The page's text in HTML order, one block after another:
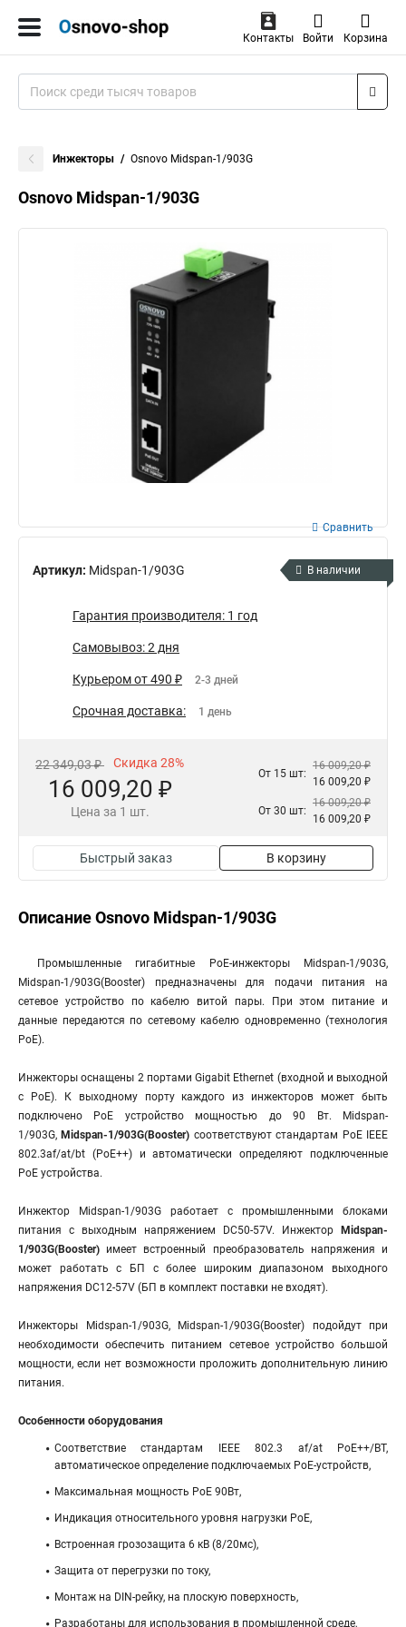
Контакты Войти Корзина
Инжекторы Osnovo Midspan-1/903G
Osnovo Midspan-1/903G
Артикул: Midspan-1/903G
Сравнить
В наличии
Гарантия производителя: 1 год
Самовывоз: 2 дня
Курьером от 490 ₽ 2-3 дней
Срочная доставка: 1 день
22 349,03 ₽ Скидка 28%
16 009,20 ₽
Цена за 1 шт.
От 15 шт:
16 009,20 ₽
16 009,20 ₽
От 30 шт:
16 009,20 ₽
16 009,20 ₽
Быстрый заказ В корзину
Описание Osnovo Midspan-1/903G
Промышленные гигабитные PoE-инжекторы Midspan-1/903G,
Midspan-1/903G(Booster) предназначены для подачи питания на
сетевое устройство по кабелю витой пары. При этом питание и
данные передаются по сетевому кабелю одновременно (технология
PoE).
Инжекторы оснащены 2 портами Gigabit Ethernet (входной и выходной
с РоЕ). К выходному порту каждого из инжекторов может быть
подключено РоЕ устройство мощностью до 90 Вт. Midspan-
1/903G, Midspan-1/903G(Booster) соответствуют стандартам PoE IEEE
802.3af/at/bt (PoE++) и автоматически определяют подключенные
РоЕ устройства.
Инжектор Midspan-1/903G работает с промышленными блоками
питания c выходным напряжением DC50-57V. Инжектор
Midspan-
1/903G(Booster) имеет встроенный преобразователь напряжения и
может работать с БП с более широким диапазоном выходного
напряжения DC12-57V (БП в комплект поставки не входят).
Инжекторы Midspan-1/903G, Midspan-1/903G(Booster) подойдут при
необходимости обеспечить питанием сетевое устройство большой
мощности, если нет возможности проложить дополнительную линию
питания.
Особенности оборудования
Соответствие стандартам IEEE 802.3 af/at PoE++/BT,
автоматическое определение подключаемых РоЕ-устройств,
Максимальная мощность РоЕ 90Вт,
Индикация относительного уровня нагрузки РоЕ,
Встроенная грозозащита 6 кВ (8/20мс),
Защита от перегрузки по току,
Монтаж на DIN-рейку, на плоскую поверхность,
Разработаны для использования в промышленной среде,